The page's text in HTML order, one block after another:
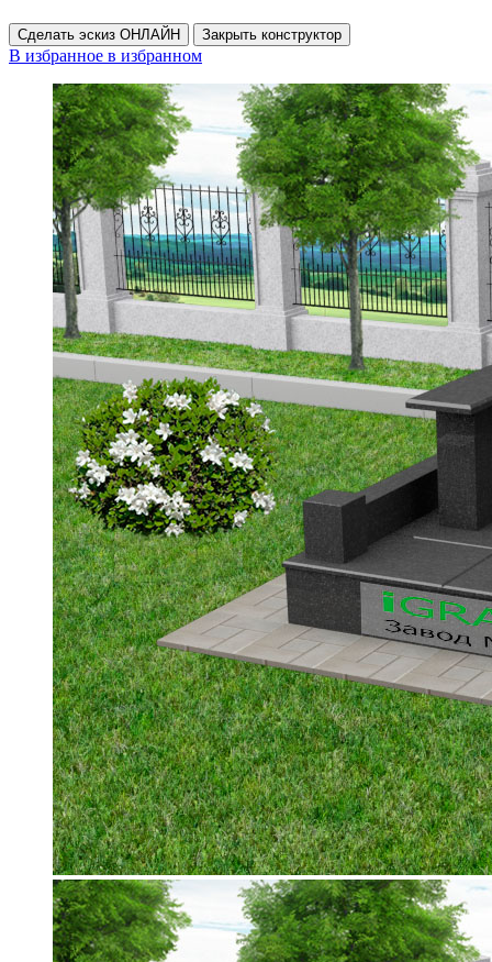
Сделать эскиз ОНЛАЙН Закрыть конструктор
В избранное в избранном